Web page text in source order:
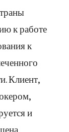
к работе
к
Клиент,
и